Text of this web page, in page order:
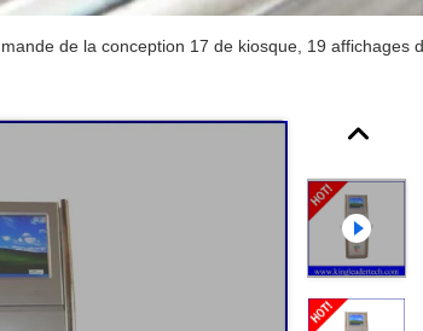
de la conception 17 de kiosque, 19 affichages